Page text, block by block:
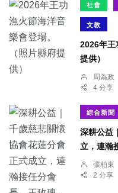
社會
文教
2026年王
提供）
周為政
4 分享
綜合新聞
深耕公益
立，連瀚
張柏東
2 分享